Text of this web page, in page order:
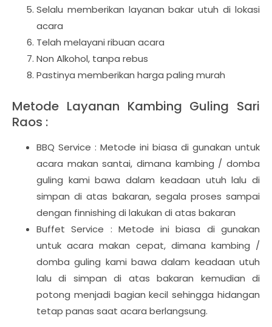
Selalu memberikan layanan bakar utuh di lokasi
acara
Telah melayani ribuan acara
Non Alkohol, tanpa rebus
Pastinya memberikan harga paling murah
Metode Layanan Kambing Guling Sari
Raos :
BBQ Service : Metode ini biasa di gunakan untuk
acara makan santai, dimana kambing / domba
guling kami bawa dalam keadaan utuh lalu di
simpan di atas bakaran, segala proses sampai
dengan finnishing di lakukan di atas bakaran
Buffet Service : Metode ini biasa di gunakan
untuk acara makan cepat, dimana kambing /
domba guling kami bawa dalam keadaan utuh
lalu di simpan di atas bakaran kemudian di
potong menjadi bagian kecil sehingga hidangan
tetap panas saat acara berlangsung.